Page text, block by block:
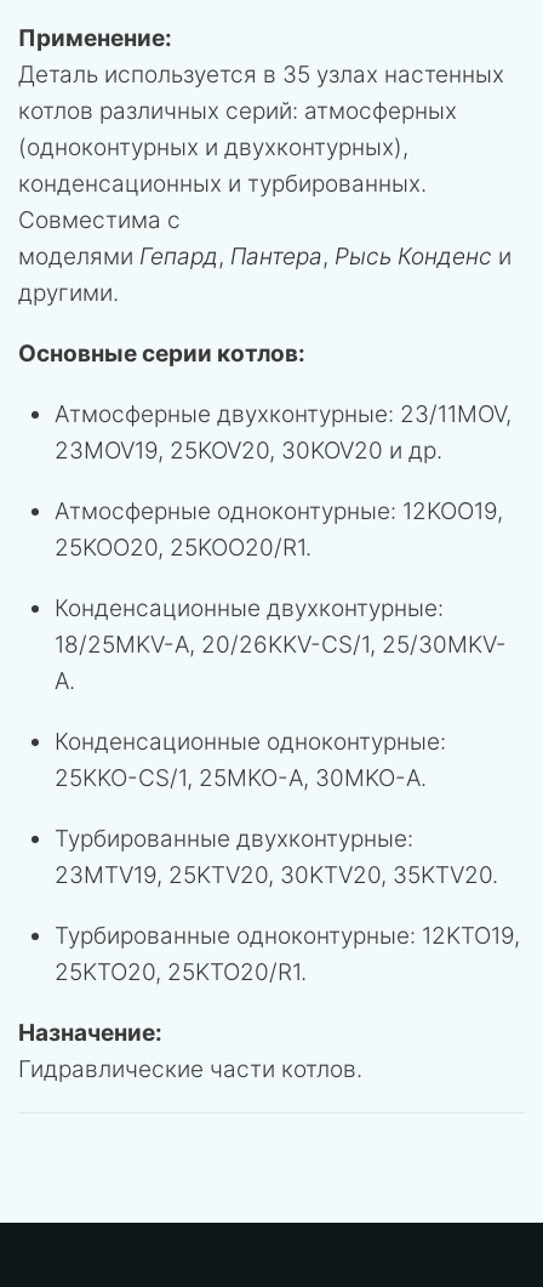
Применение:
Деталь используется в 35 узлах настенных
котлов различных серий: атмосферных
(одноконтурных и двухконтурных),
конденсационных и турбированных.
Совместима с
моделями Гепард, Пантера, Рысь Конденс и
другими.
Основные серии котлов:
Атмосферные двухконтурные: 23/11MOV,
23MOV19, 25KOV20, 30KOV20 и др.
Атмосферные одноконтурные: 12KOO19,
25KOO20, 25KOO20/R1.
Конденсационные двухконтурные:
18/25MKV-A, 20/26KKV-CS/1, 25/30MKV-
A.
Конденсационные одноконтурные:
25KKO-CS/1, 25MKO-A, 30MKO-A.
Турбированные двухконтурные:
23MTV19, 25KTV20, 30KTV20, 35KTV20.
Турбированные одноконтурные: 12KTO19,
25KTO20, 25KTO20/R1.
Назначение:
Гидравлические части котлов.